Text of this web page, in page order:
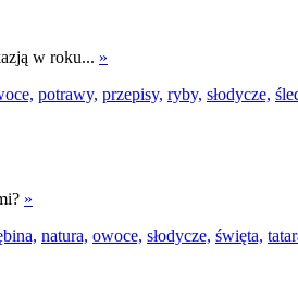
w roku... »
potrawy, przepisy, ryby, słodycze,
»
natura, owoce, słodycze, święta,